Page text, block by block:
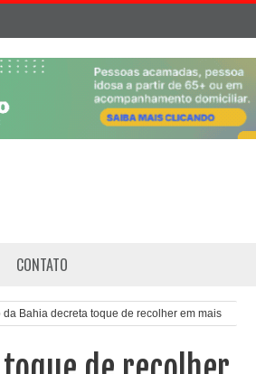
CONTATO
da Bahia decreta toque de recolher em mais